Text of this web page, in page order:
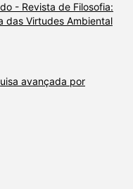
- Revista de Filosofia:
das Virtudes Ambiental
avançada por